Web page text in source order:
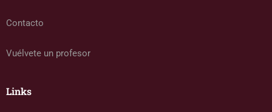
Contacto
Vuélvete un profesor
Links